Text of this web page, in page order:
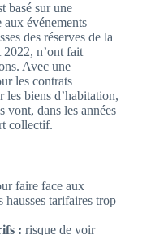
basé sur une
aux événements
des réserves de la
n’ont fait
Avec une
les contrats
les biens d’habitation,
vont, dans les années
collectif.
faire face aux
hausses tarifaires trop
: risque de voir